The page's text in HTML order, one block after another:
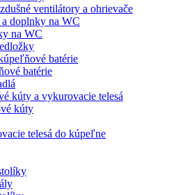
ventilátory a ohrievače
a doplnky na WC
na WC
batérie
batérie
kúty a vykurovacie telesá
kúty
telesá do kúpeľne